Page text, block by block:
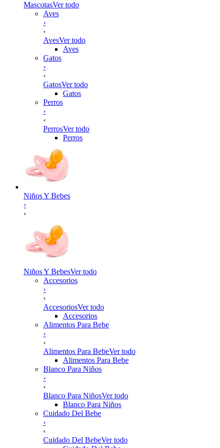
MascotasVer todo
Aves
›
‹
AvesVer todo
Aves
Gatos
›
‹
GatosVer todo
Gatos
Perros
›
‹
PerrosVer todo
Perros
Niños Y Bebes
›
‹
Niños Y BebesVer todo
Accesorios
›
‹
AccesoriosVer todo
Accesorios
Alimentos Para Bebe
›
‹
Alimentos Para BebeVer todo
Alimentos Para Bebe
Blanco Para Niños
›
‹
Blanco Para NiñosVer todo
Blanco Para Niños
Cuidado Del Bebe
›
‹
Cuidado Del BebeVer todo